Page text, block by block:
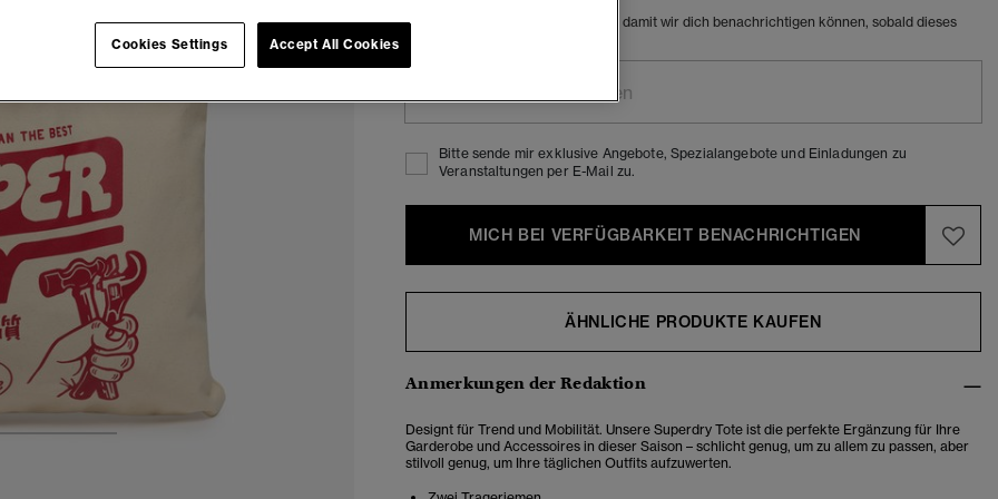
Bitte gib deine E-Mail-Adresse ein, damit wir dich benachrichtigen können, sobald dieses
Bitte sende mir exklusive Angebote, Spezialangebote und Einladungen zu
Veranstaltungen per E-Mail zu.
MICH BEI VERFÜGBARKEIT BENACHRICHTIGEN
ÄHNLICHE PRODUKTE KAUFEN
Anmerkungen der Redaktion
Designt für Trend und Mobilität. Unsere Superdry Tote ist die perfekte Ergänzung für Ihre
Garderobe und Accessoires in dieser Saison – schlicht genug, um zu allem zu passen, aber
stilvoll genug, um Ihre täglichen Outfits aufzuwerten.
Accept All Cookies
Cookies Settings